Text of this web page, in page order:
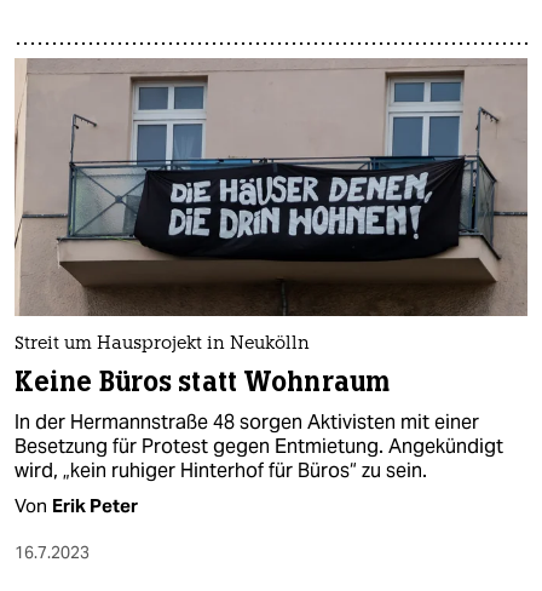
Streit um Hausprojekt in Neukölln
Keine Büros statt Wohnraum
In der Hermannstraße 48 sorgen Aktivisten mit einer
Besetzung für Protest gegen Entmietung. Angekündigt
wird, „kein ruhiger Hinterhof für Büros“ zu sein.
Von Erik Peter
16.7.2023